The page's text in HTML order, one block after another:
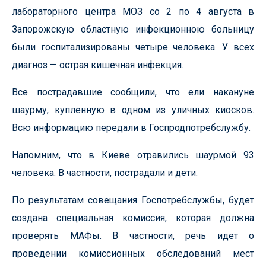
лабораторного центра МОЗ со 2 по 4 августа в
Запорожскую областную инфекционною больницу
были госпитализированы четыре человека. У всех
диагноз — острая кишечная инфекция.
Все пострадавшие сообщили, что ели накануне
шаурму, купленную в одном из уличных киосков.
Всю информацию передали в Госпродпотребслужбу.
Напомним, что в Киеве отравились шаурмой 93
человека. В частности, пострадали и дети.
По результатам совещания Госпотребслужбы, будет
создана специальная комиссия, которая должна
проверять МАФы. В частности, речь идет о
проведении комиссионных обследований мест